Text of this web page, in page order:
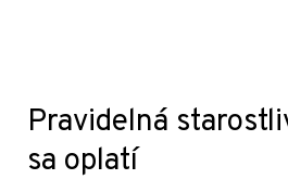
Pravidelná
sa oplatí